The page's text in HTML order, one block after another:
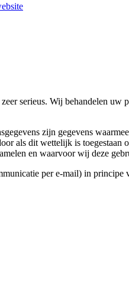
serieus. Wij behandelen
zijn gegevens
als dit wettelijk is
en waarvoor wij deze
per e-mail) in